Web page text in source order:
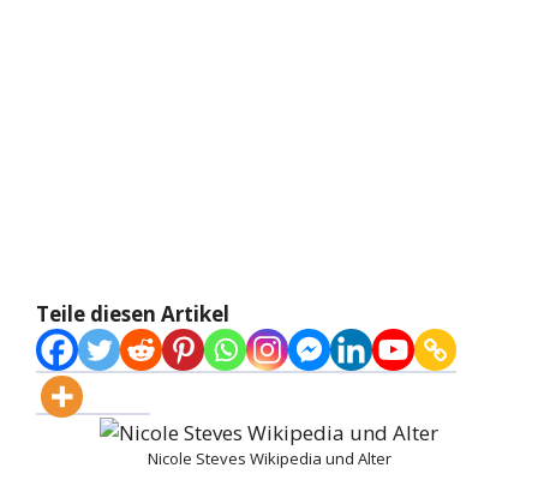
Teile diesen Artikel
Nicole Steves Wikipedia und Alter